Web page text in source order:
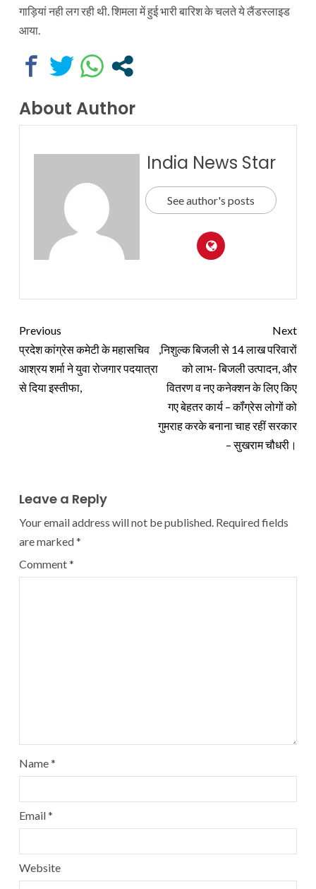
गाड़ियां नही लग रही थी. शिमला में हुई भारी बारिश के चलते ये लैंडस्लाइड
आया.
About Author
India News Star
See author's posts
Previous
प्रदेश कांग्रेस कमेटी के महासचिव
आश्रय शर्मा ने युवा रोजगार पदयात्रा
से दिया इस्तीफा,
Next
,निशुल्क बिजली से 14 लाख परिवारों
को लाभ- बिजली उत्पादन, और
वितरण व नए कनेक्शन के लिए किए
गए बेहतर कार्य – कॉंग्रेस लोगों को
गुमराह करके बनाना चाह रहीं सरकार
– सुखराम चौधरी।
Leave a Reply
Your email address will not be published. Required fields
are marked*
Comment*
Name*
Email*
Website